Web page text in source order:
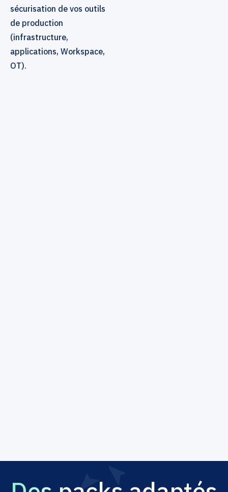
sécurisation de vos outils
de production
(infrastructure,
applications, Workspace,
OT).